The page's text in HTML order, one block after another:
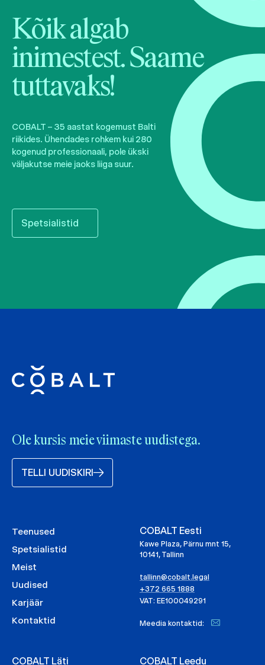
Kõik algab
inimestest. Saame
tuttavaks!
COBALT – 35 aastat kogemust Balti
riikides. Ühendades rohkem kui 280
kogenud professionaali, pole ükski
väljakutse meie jaoks liiga suur.
Spetsialistid
Ole kursis meie viimaste uudistega.
TELLI UUDISKIRI
Teenused
Spetsialistid
Meist
Uudised
Karjäär
Kontaktid
COBALT Eesti
Kawe Plaza, Pärnu mnt 15,
10141, Tallinn
tallinn@cobalt.legal
+372 665 1888
VAT: EE100049291
Meedia kontaktid:
COBALT Läti COBALT Leedu